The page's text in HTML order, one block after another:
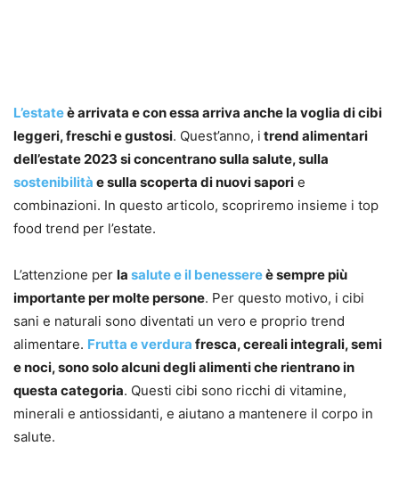
L’estateè arrivata e con essa arriva anche la voglia di cibi
leggeri, freschi e gustosi. Quest’anno, i trend alimentari
dell’estate 2023 si concentrano sulla salute, sulla
sostenibilità e sulla scoperta di nuovi sapori e
combinazioni. In questo articolo, scopriremo insieme i top
food trend per l’estate.
L’attenzione per la salute e il benessereè sempre più
importante per molte persone. Per questo motivo, i cibi
sani e naturali sono diventati un vero e proprio trend
alimentare. Frutta e verdura fresca, cereali integrali, semi
e noci, sono solo alcuni degli alimenti che rientrano in
questa categoria. Questi cibi sono ricchi di vitamine,
minerali e antiossidanti, e aiutano a mantenere il corpo in
salute.